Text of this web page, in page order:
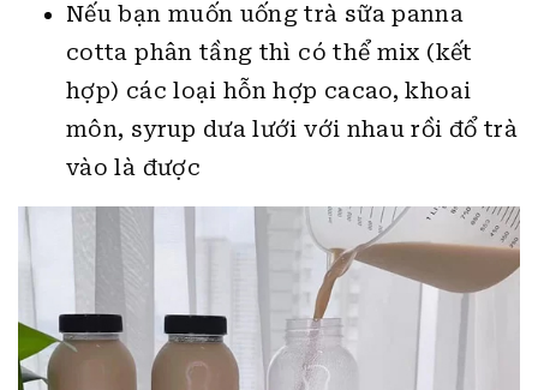
Nếu bạn muốn uống trà sữa panna
cotta phân tầng thì có thể mix (kết
hợp) các loại hỗn hợp cacao, khoai
môn, syrup dưa lưới với nhau rồi đổ trà
vào là được